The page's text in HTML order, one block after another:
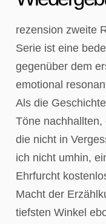
rezension zweite
Serie ist eine
gegenüber dem
emotional
Als die
Töne
die nicht in
ich nicht umhin,
Ehrfurcht
Macht der
tiefsten Winkel